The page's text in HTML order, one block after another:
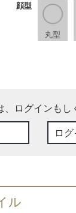
顔型
丸型
ログインもし
ロ
ル